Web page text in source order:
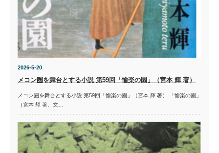
2026-5-20
メコン圏を舞台とする小説 第59回「愉楽の園」（宮本 輝 著）
メコン圏を舞台とする小説 第59回「愉楽の園」（宮本 輝 著） 「愉楽の園」
（宮本 輝 著、文…